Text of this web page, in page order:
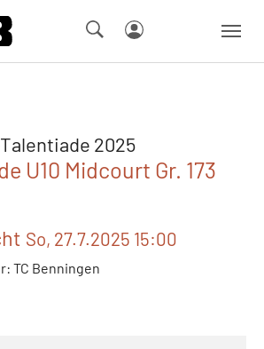
2025
U10 Midcourt Gr. 173
So, 27.7.2025 15:00
TC Benningen